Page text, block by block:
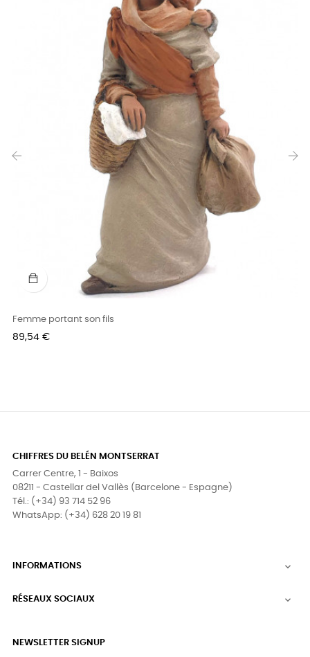
Femme portant son fils
Prix
89,54 €
CHIFFRES DU BELÉN MONTSERRAT
Carrer Centre, 1 - Baixos
08211 - Castellar del Vallès (Barcelone - Espagne)
Tél.: (+34) 93 714 52 96
WhatsApp: (+34) 628 20 19 81
INFORMATIONS 
RÉSEAUX SOCIAUX 
NEWSLETTER SIGNUP